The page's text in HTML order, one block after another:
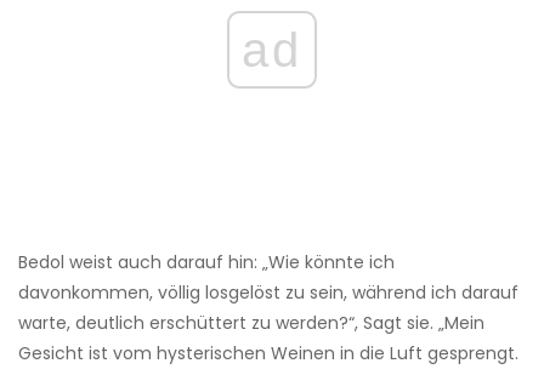
ad
Bedol weist auch darauf hin: „Wie könnte ich
davonkommen, völlig losgelöst zu sein, während ich darauf
warte, deutlich erschüttert zu werden?“, Sagt sie. „Mein
Gesicht ist vom hysterischen Weinen in die Luft gesprengt.